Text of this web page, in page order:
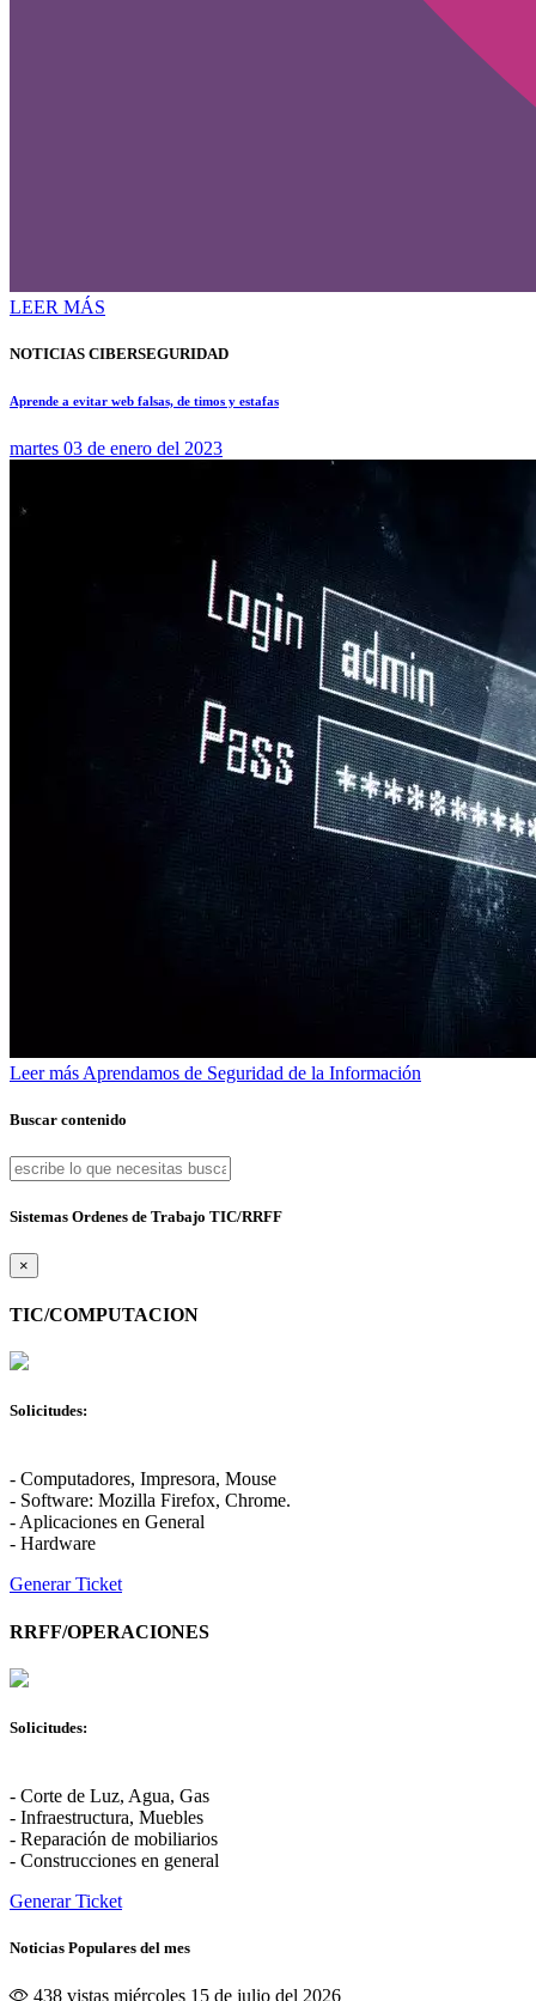
LEER MÁS
NOTICIAS CIBERSEGURIDAD
Aprende a evitar web falsas, de timos y estafas
martes 03 de enero del 2023
Leer más Aprendamos de Seguridad de la Información
Buscar contenido
Sistemas Ordenes de Trabajo TIC/RRFF
×
TIC/COMPUTACION
Solicitudes:
- Computadores, Impresora, Mouse
- Software: Mozilla Firefox, Chrome.
- Aplicaciones en General
- Hardware
Generar Ticket
RRFF/OPERACIONES
Solicitudes:
- Corte de Luz, Agua, Gas
- Infraestructura, Muebles
- Reparación de mobiliarios
- Construcciones en general
Generar Ticket
Noticias Populares del mes
438 vistas miércoles 15 de julio del 2026